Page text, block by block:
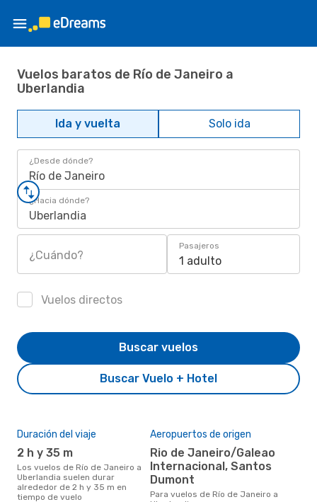
Vuelos baratos de Río de Janeiro a
Uberlandia
Ida y vuelta Solo ida
¿Desde dónde?
Río de Janeiro
¿Hacia dónde?
Uberlandia
¿Cuándo?
Pasajeros
1 adulto
Vuelos directos
Buscar Vuelo + Hotel
Buscar vuelos
Duración del viaje
2 h y 35 m
Los vuelos de Río de Janeiro a
Uberlandia suelen durar
alrededor de 2 h y 35 m en
tiempo de vuelo
Aeropuertos de origen
Rio de Janeiro/Galeao
Internacional, Santos
Dumont
Para vuelos de Río de Janeiro a